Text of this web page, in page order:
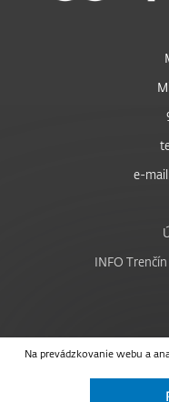
Na prevádzkovanie webu a
e-
INFO